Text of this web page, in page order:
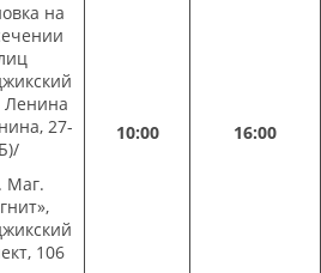
на
Ленина
27-
Б)/
Маг.
106
10:00 16:00